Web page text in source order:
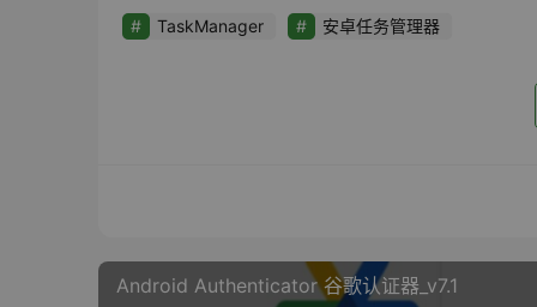
TaskManager 安卓任务管理器
Android Authenticator 谷歌认证器_v7.1